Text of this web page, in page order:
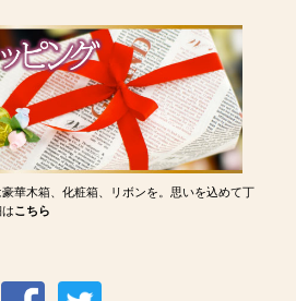
華木箱、化粧箱、リボンを。思いを込めて丁
こちら